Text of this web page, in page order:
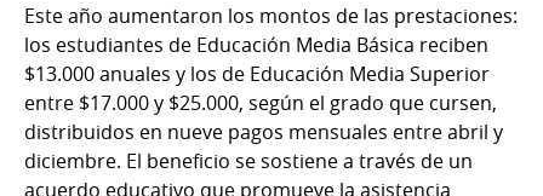
Este año aumentaron los montos de las prestaciones:
los estudiantes de Educación Media Básica reciben
$13.000 anuales y los de Educación Media Superior
entre $17.000 y $25.000, según el grado que cursen,
distribuidos en nueve pagos mensuales entre abril y
diciembre. El beneficio se sostiene a través de un
acuerdo educativo que promueve la asistencia